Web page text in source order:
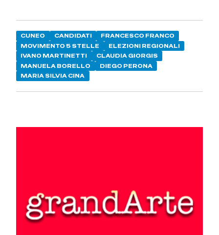
CUNEO CANDIDATI
FRANCESCO FRANCO
MOVIMENTO 5 STELLE
ELEZIONI REGIONALI
IVANO MARTINETTI
CLAUDIA GIORGIS
MANUELA BORELLO
DIEGO PERONA
MARIA SILVIA CINA